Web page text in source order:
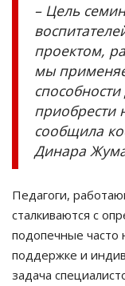
– Цель
проектом,
мы
приобрести
сообщила
Динара
Педагоги,
сталкиваются с
подопечные часто
поддержке и
задача